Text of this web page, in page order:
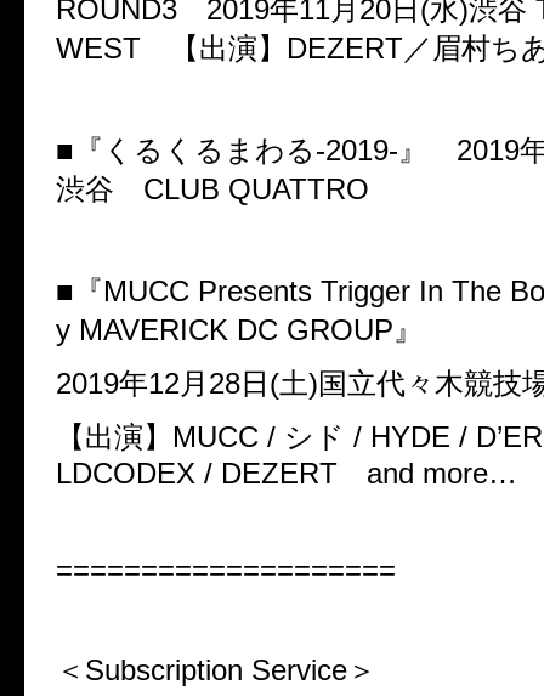
ROUND3 2019年11月 20日 (水)渋谷
WEST 【出演】 DEZERT／眉村ち
■『くるくるまわる-2019- 』 2019
渋谷 CLUB QUATTRO
■『MUCC Presents Trigger In The
y MAVERICK DC GROUP 』
2019年12月 28日 (土)国立代々木競技
【出演】 MUCC / シド / HYDE /
LDCODEX / DEZERT
and more…
====================
＜ Subscription Service ＞